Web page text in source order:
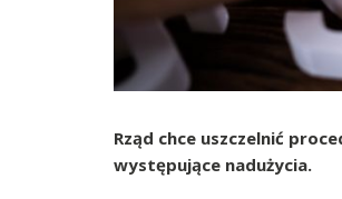
Rząd chce uszczelnić
występujące nadużycia.